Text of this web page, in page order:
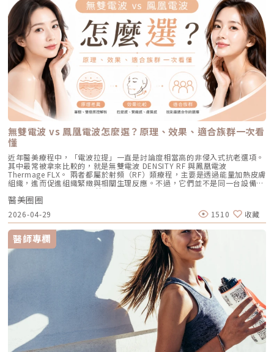
客製化調整山根高度和鼻翼寬度改變鼻形 能對鼻頭和鼻翼塑形 近無傷口 恢
復期短 費用親民 隆鼻手術方式該如何選擇？各項優劣勢選擇適合的隆鼻材
質是一項重要的決定，需要與醫師詳盡的討論。包括制定隆鼻手術的方式，
以及對不同材質的優缺點進行深入了解。 材質 矽膠 Gore-Tex 卡麥拉 玻尿
酸 自體骨 相容性 低 完全相容 完全相容 完全吸收 些微吸收 位移 易位移 高
度會些微降低 不易位移 量太多可能會擴散 不位移 自然度 低 高 高 高 最高
觸感 不自然 佳 佳 佳 最佳 感染率 高 低 低 低 低 莢膜攣縮 高 機率極低 機
率極低 不會 不會 縮水程度 機率極低 高 低 逐漸被吸收代謝 低 什麼情況會
需要二次隆鼻或重修在某些情況下，必須進行重修手術，通常是受到嚴重感
染。如果植入了假體，可能需要取出並且需要休息一段時間。如果感染情況
不是很嚴重，則可以考慮使用自體組織進行重修。以往有部分手術可能會對
鼻尖或鼻孔造成過大的壓力，導致假體穿出的風險，因此可能需要進行重
修。如果發生感染或假體穿出等情況，就需要立即進行重修手術。如果發現
明顯的位置偏移，建議在2週內處理。對於一般腫脹，大約需要3到6個月的
時間才會較穩定。因此，通常建議至少要等待半年後才能看到理想的效果。
隆鼻手術常見問答Q：隆鼻術後多久會消腫？A：隆鼻手術後第2天晚上至第
3天會出現最明顯的腫脹， 1個月後，腫脹大致就會減緩到可以接受的程
度。3個月左右，鼻型會更加自然，但要完全恢復並且皮膚回縮定型，可能
需要1年左右的時間。Q：隆鼻手術會留下疤痕？A：通常會在鼻孔內部約
0.5公分的切口，然後將植入物植入。傷口和疤痕都位於鼻孔內部，難以被
外界注意到。即使是開放式手術，也只會在鼻小柱到人中部位留下淺淡的疤
痕，如果經過良好的護理，這些疤痕能近完全恢復。Q：隆鼻手術後的瘀青
多久會消退？A：大約有10至20%的患者在術後可能會出現瘀青，通常在1
至2週內就會逐漸消退。Q：可以做出和喜歡的藝人明星一模一樣的鼻子
嗎？A：藝人明星的鼻子可能不適用於每個人，因此建議在考慮整形前，應
該先與專業醫師討論，根據每個人整體臉型和美感來進行客製化調整。Q：
隆鼻手術後，長青春痘或粉剌可以擠嗎？A：青春痘和粉刺是皮膚狀況或內
分泌系統的問題，和隆鼻手術並無相關。但不建議擠壓青春痘或粉刺，因為
會導致痘疤、凹洞或其他感染，最終引發其他肌膚問題的出現。Q：隆鼻手
術後眼距會縮短嗎？A：隆鼻手術會在鼻子下方墊入一個假體，厚度約為0.3
至0.5公分。加上手術後會出現腫脹，一段時間內確實會產生一種拉近的視
覺效果。然而，當腫脹消退後，皮膚會自然擴張，讓鼻子與眼睛之間的距離
恢復原狀。儘管如此，這種視覺上的錯覺效果仍會存在，使得眼距看似接
近。這種視覺錯覺主要是因為鼻子變高後所產生的光學效應。延伸閱讀：隆
鼻後遺症預防與應對：各項隆鼻手術的風險★溫馨提醒★小編要提醒大家，
醫療並非單純的商業交易，所有的療程都伴隨著風險。因此，作為消費者應
該謹慎選擇合適的醫療方案，以確保安全與健康。
無雙電波 vs 鳳凰電波怎麼選？原理、效果、適合族群一次看
懂
近年醫美療程中，「電波拉提」一直是討論度相當高的非侵入式抗老選項。
其中最常被拿來比較的，就是無雙電波 DENSITY RF 與鳳凰電波
Thermage FLX。 兩者都屬於射頻（RF）類療程，主要是透過能量加熱皮膚
組織，進而促進組織緊緻與相關生理反應。不過，它們並不是同一台設備，
也不只是名稱不同而已。 簡單來說： 鳳凰電波較常被用於輪廓緊緻與拉提
需求，屬於單極射頻應用的代表療程； 無雙電波則為結合單極與雙極射頻
的複合式電波療程，常被用於同時兼顧緊緻與膚質改善。 根據原廠資料，
Thermage 為非侵入式射頻療程，可應用於肌膚緊緻與平滑需求；而
DENSITY 則採用單極與雙極射頻能量，可作用於不同皮膚層次。 這也是為
什麼許多人在選擇療程時會產生疑問： 我需要的是「輪廓拉提」，還是
「膚質細緻」？ 我適合鳳凰電波，還是無雙電波？ 兩者是否可以搭配施
作？ 以下將用較好理解的方式，帶你一次釐清兩者差異。什麼是鳳凰電波
Thermage FLX？鳳凰電波的正式名稱是 Thermage FLX，為台灣索塔
SoltaTaiwan Limited旗下的射頻設備。根據台灣原廠資料，Thermage
FLX 採用單極電容耦合射頻技術。所謂「電容耦合」，簡單來說就是能量透
過皮膚表面傳導進入皮膚內部，無需破壞皮膚結構。它的特色是「單極電
波」。是能將熱能傳遞到較深層的皮膚組織，形成較廣泛的容積式加熱。一
般民眾常聽到的「電波拉提」、「緊緻輪廓」、「改善鬆弛」，多半就是從
這類療程概念延伸而來。由於屬於非侵入式，不需要手術或注射，且通常恢
復期較短；效果可能在療程後逐漸顯現，並隨著時間持續變化。鳳凰電波適
合施打族群鳳凰電波比較常被期待用在以下需求： 臉部鬆弛感 下顎線不清
楚 嘴邊肉或輪廓線變模糊 眼周細紋與鬆弛 身體局部肌膚鬆弛 常被作為年度
型保養選項之一不過要特別注意，任何非侵入式儀器療程都不是拉皮手術，
醫美圈圈
2026-04-29 1510 收藏
醫師專欄